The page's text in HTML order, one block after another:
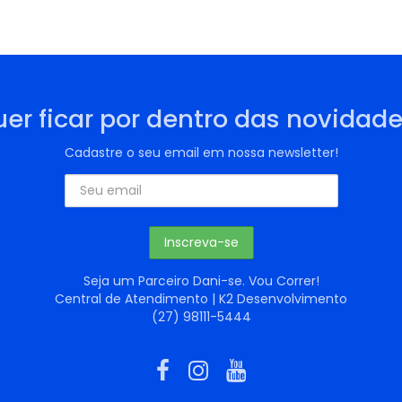
ficar por dentro das
Cadastre o seu email em nossa newsletter!
Seja um Parceiro Dani-se. Vou Correr!
Central de Atendimento | K2 Desenvolvimento
(27) 98111-5444